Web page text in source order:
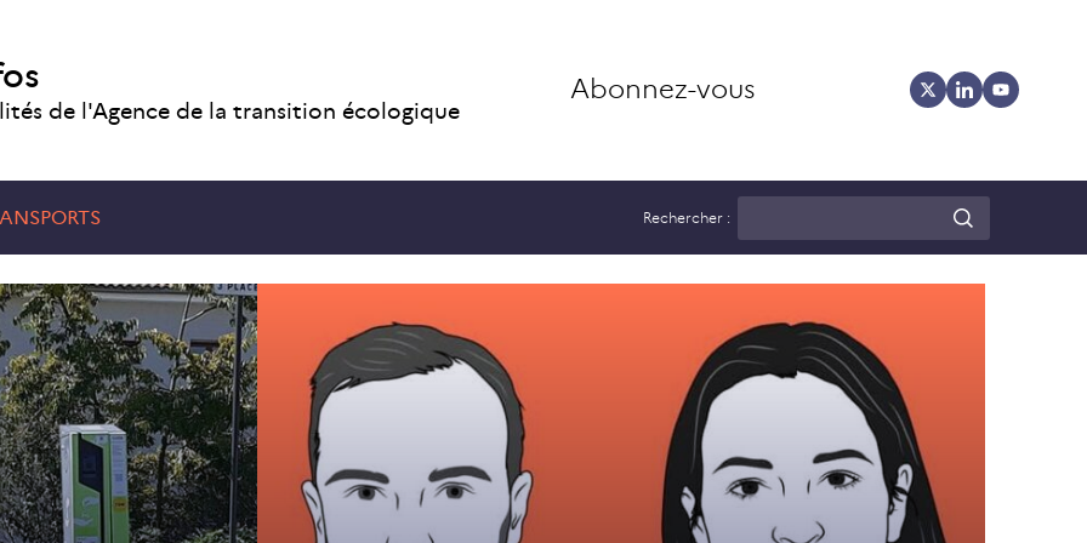
de l'Agence de la transition écologique
Abonnez-vous
Rechercher :